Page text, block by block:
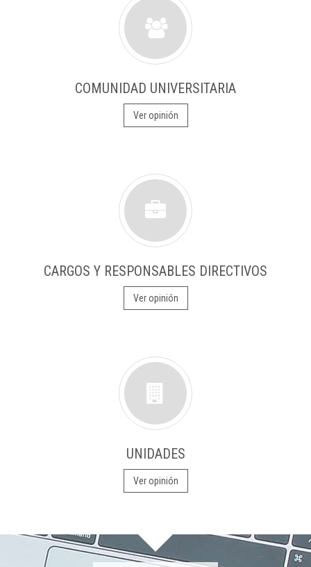
COMUNIDAD UNIVERSITARIA
Ver opinión
CARGOS Y RESPONSABLES DIRECTIVOS
Ver opinión
UNIDADES
Ver opinión